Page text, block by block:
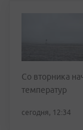
Со вторника
температур
сегодня, 12:34